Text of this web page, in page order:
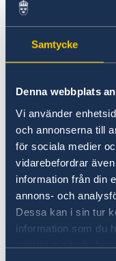
Samtycke
Denna webbplats
Vi använder
och annonserna till
för sociala medier
vidarebefordrar
information från din
annons- och
Dessa kan i sin tur
information som du
samlat in när du har
Begränsad
restaurering
dess
Migration och
Stärkt
ett sätt som
rättigheter